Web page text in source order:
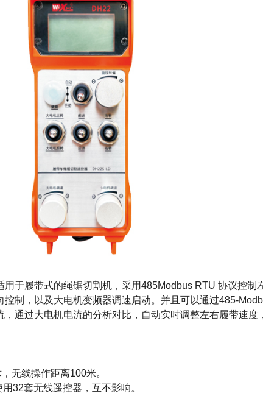
用于履带式的绳锯切割机，采用485Modbus RTU 协议控制
控制，以及大电机变频器调速启动。并且可以通过485-
，通过大电机电流的分析对比，自动实时调整左右履带速度
无线操作距离100米。
32套无线遥控器，互不影响。